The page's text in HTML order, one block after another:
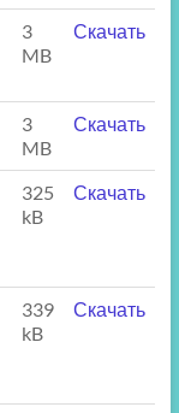
3
MB
Скачать
3
MB
Скачать
325
kB
Скачать
339
kB
Скачать